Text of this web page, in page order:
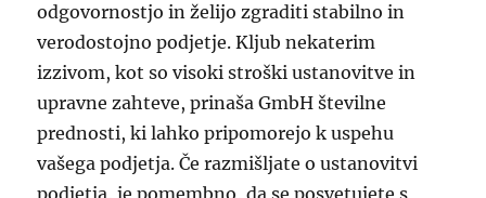
odgovornostjo in želijo zgraditi stabilno in
verodostojno podjetje. Kljub nekaterim
izzivom, kot so visoki stroški ustanovitve in
upravne zahteve, prinaša GmbH številne
prednosti, ki lahko pripomorejo k uspehu
vašega podjetja. Če razmišljate o ustanovitvi
podjetja, je pomembno, da se posvetujete s